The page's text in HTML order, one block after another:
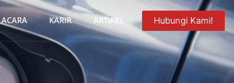
ACARA KARIR ARTIKEL Hubungi Kami!